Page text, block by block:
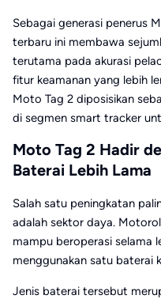
Sebagai generasi penerus
terbaru ini membawa
terutama pada akurasi
fitur keamanan yang lebih
Moto Tag 2 diposisikan
di segmen smart tracker
Moto Tag 2 Hadir
Baterai Lebih Lama
Salah satu peningkatan
adalah sektor daya.
mampu beroperasi selama
menggunakan satu baterai
Jenis baterai tersebut